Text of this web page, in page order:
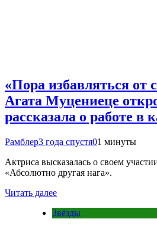
«Пора избавляться от
Агата Муцениеце
рассказала о работе в
Рамблер3 года спустя01 минуты
Актриса высказалась о своем
«Абсолютно другая нага».
Читать далее
Звёзды